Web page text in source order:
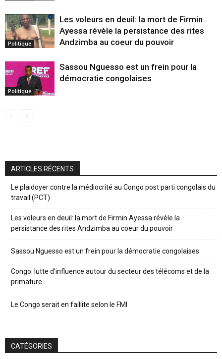
Politique
Les voleurs en deuil: la mort de Firmin
Ayessa révèle la persistance des rites
Andzimba au coeur du pouvoir
Politique
Sassou Nguesso est un frein pour la
démocratie congolaises
ARTICLES RÉCENTS
Le plaidoyer contre la médiocrité au Congo post parti congolais du
travail (PCT)
Les voleurs en deuil: la mort de Firmin Ayessa révèle la
persistance des rites Andzimba au coeur du pouvoir
Sassou Nguesso est un frein pour la démocratie congolaises
Congo: lutte d’influence autour du secteur des télécoms et de la
primature
Le Congo serait en faillite selon le FMI
CATÉGORIES